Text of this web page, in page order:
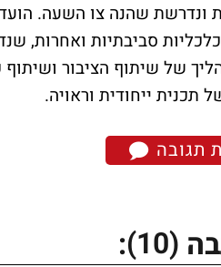
ונדרשת שהנה צו השעה.
סביבתיות ואחרות,
של שיתוף הציבור ושיתוף
תכנית ייחודית וראויה.
תגובה
(10)
: